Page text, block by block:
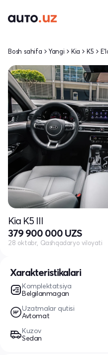
Xarakteristikalari
Komplektatsiya
Belgilanmagan
Uzatmalar qutisi
Avtomat
Kuzov
Sedan
Bosh sahifa Yangi Kia K5
Kia K5 III
379 900 000 UZS
28 oktabr, Qashqadaryo viloyati